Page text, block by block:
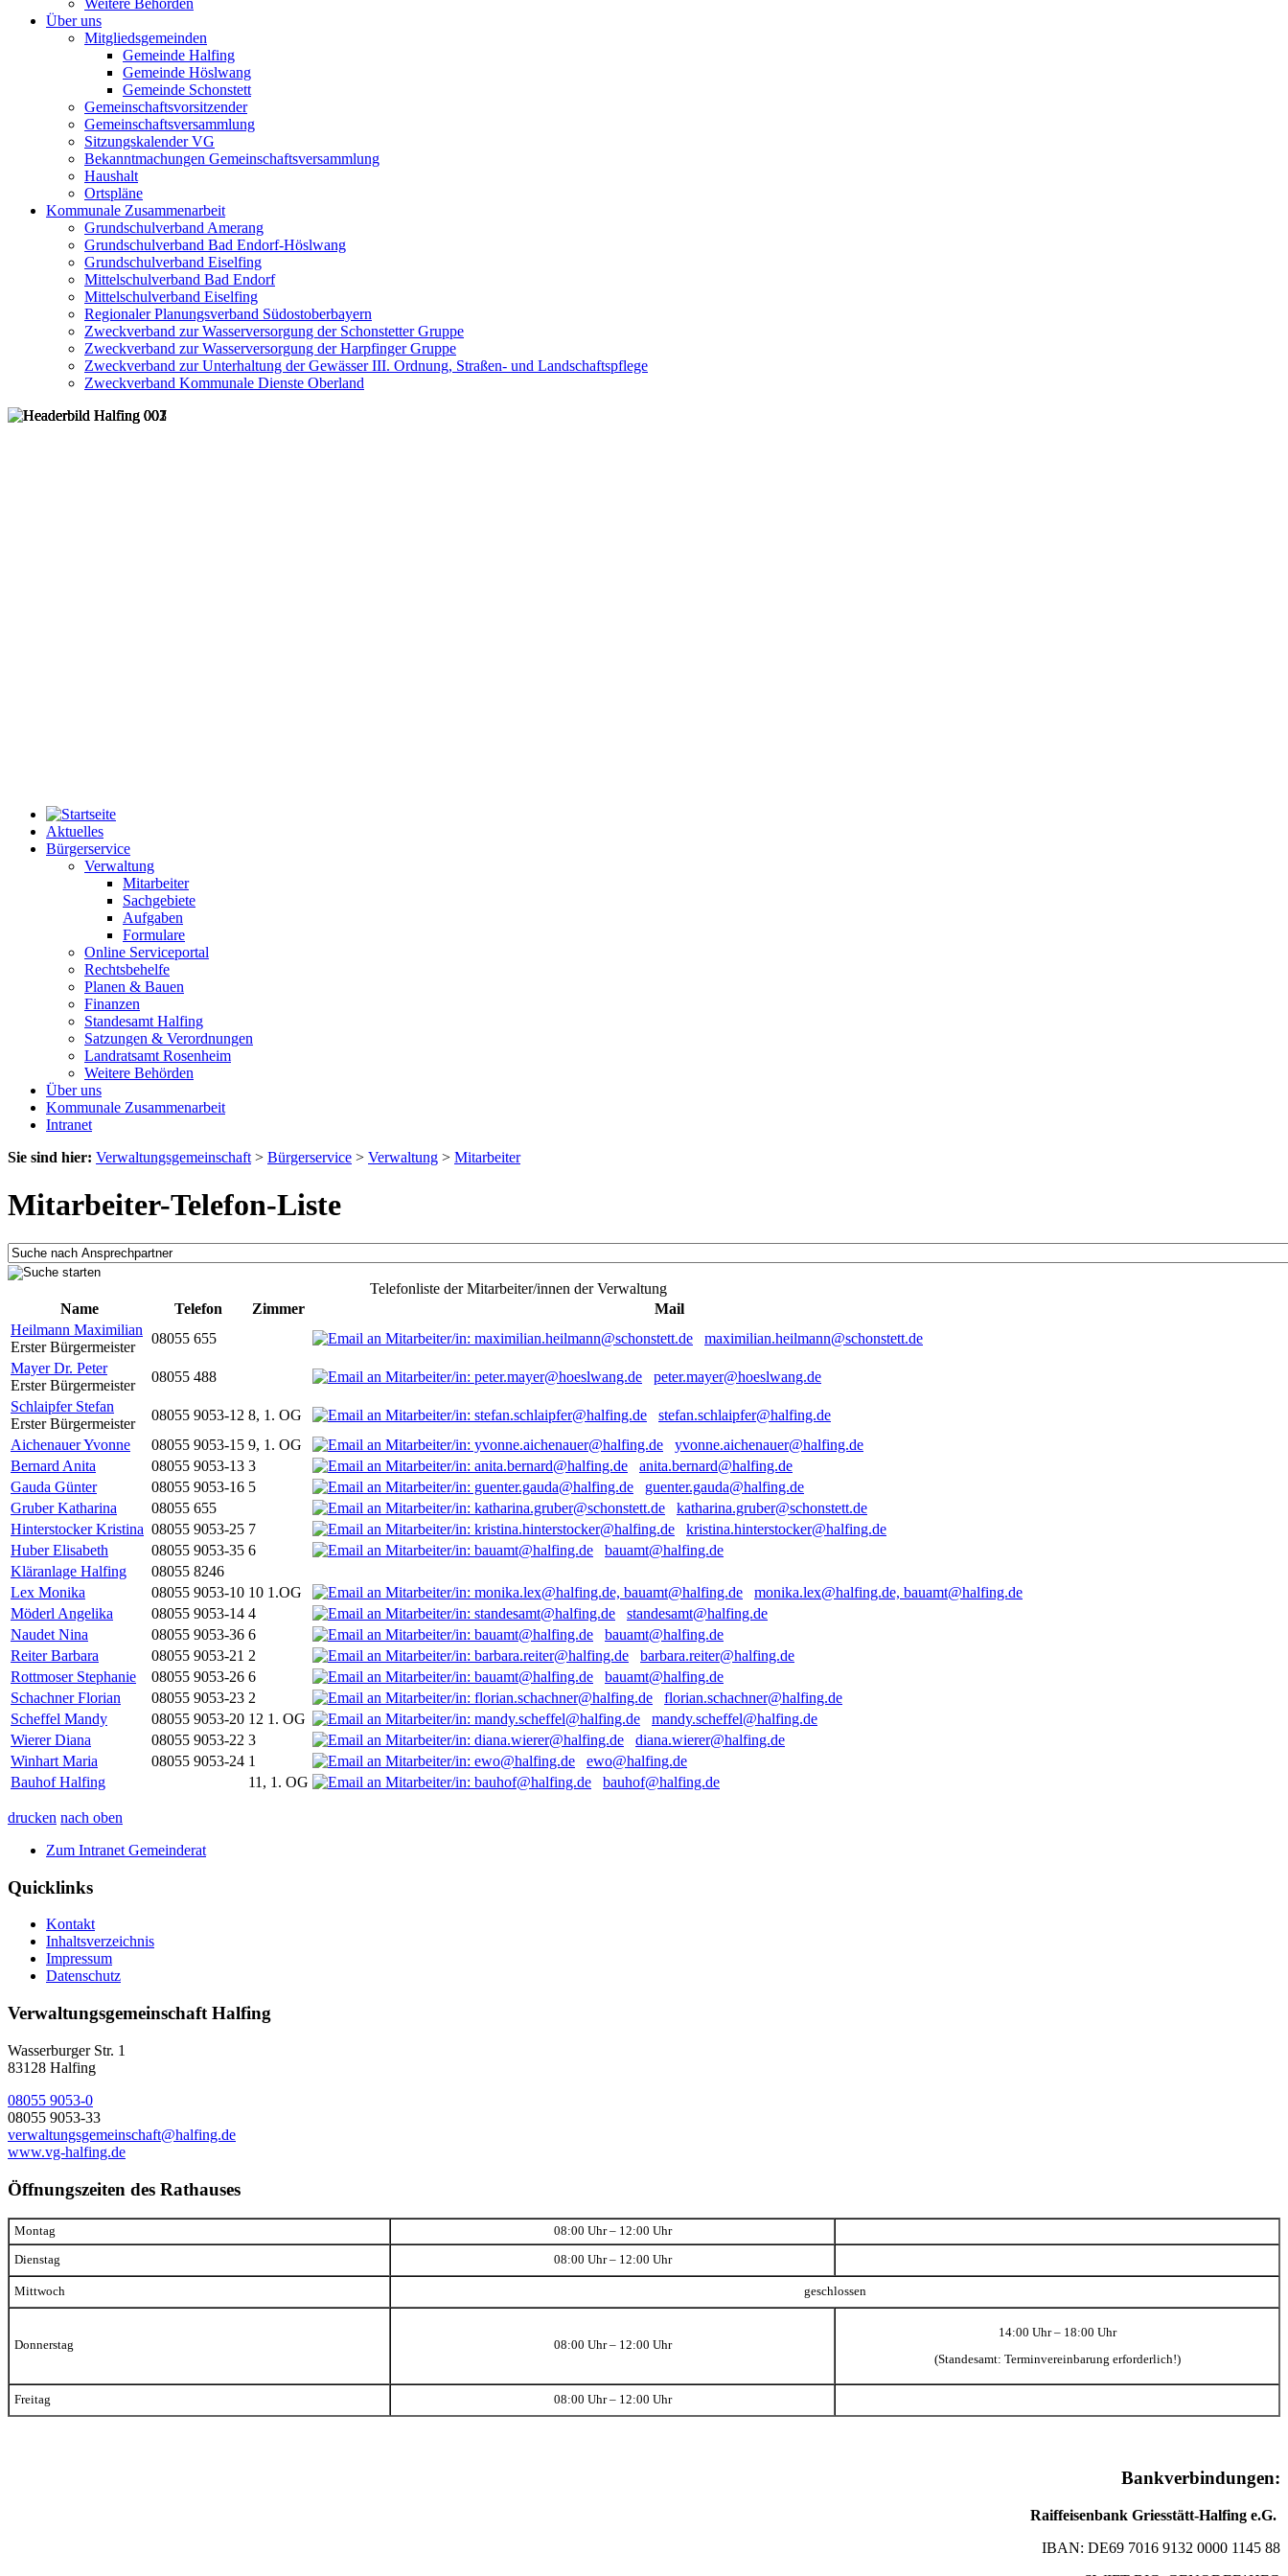
Weitere Behörden
Über uns
Mitgliedsgemeinden
Gemeinde Halfing
Gemeinde Höslwang
Gemeinde Schonstett
Gemeinschaftsvorsitzender
Gemeinschaftsversammlung
Sitzungskalender VG
Bekanntmachungen Gemeinschaftsversammlung
Haushalt
Ortspläne
Kommunale Zusammenarbeit
Grundschulverband Amerang
Grundschulverband Bad Endorf-Höslwang
Grundschulverband Eiselfing
Mittelschulverband Bad Endorf
Mittelschulverband Eiselfing
Regionaler Planungsverband Südostoberbayern
Zweckverband zur Wasserversorgung der Schonstetter Gruppe
Zweckverband zur Wasserversorgung der Harpfinger Gruppe
Zweckverband zur Unterhaltung der Gewässer III. Ordnung, Straßen- und Landschaftspflege
Zweckverband Kommunale Dienste Oberland
Aktuelles
Bürgerservice
Verwaltung
Mitarbeiter
Sachgebiete
Aufgaben
Formulare
Online Serviceportal
Rechtsbehelfe
Planen & Bauen
Finanzen
Standesamt Halfing
Satzungen & Verordnungen
Landratsamt Rosenheim
Weitere Behörden
Über uns
Kommunale Zusammenarbeit
Intranet
Sie sind hier: Verwaltungsgemeinschaft > Bürgerservice > Verwaltung > Mitarbeiter
Mitarbeiter-Telefon-Liste
Telefonliste der Mitarbeiter/innen der Verwaltung
Name
Telefon Zimmer
Mail
Heilmann Maximilian
Erster Bürgermeister
08055 655
maximilian.heilmann@schonstett.de
Mayer Dr. Peter
Erster Bürgermeister
08055 488
peter.mayer@hoeslwang.de
Schlaipfer Stefan
Erster Bürgermeister
08055 9053-12 8, 1. OG
stefan.schlaipfer@halfing.de
Aichenauer Yvonne
08055 9053-15 9, 1. OG
yvonne.aichenauer@halfing.de
Bernard Anita
08055 9053-13 3
anita.bernard@halfing.de
Gauda Günter
08055 9053-16 5
guenter.gauda@halfing.de
Gruber Katharina
08055 655
katharina.gruber@schonstett.de
Hinterstocker Kristina 08055 9053-25 7
kristina.hinterstocker@halfing.de
Huber Elisabeth
08055 9053-35 6
bauamt@halfing.de
Kläranlage Halfing
08055 8246
Lex Monika
08055 9053-10 10 1.OG
monika.lex@halfing.de, bauamt@halfing.de
Möderl Angelika
08055 9053-14 4
standesamt@halfing.de
Naudet Nina
08055 9053-36 6
bauamt@halfing.de
Reiter Barbara
08055 9053-21 2
barbara.reiter@halfing.de
Rottmoser Stephanie
08055 9053-26 6
bauamt@halfing.de
Schachner Florian
08055 9053-23 2
florian.schachner@halfing.de
Scheffel Mandy
08055 9053-20 12 1. OG
mandy.scheffel@halfing.de
Wierer Diana
08055 9053-22 3
diana.wierer@halfing.de
Winhart Maria
08055 9053-24 1
ewo@halfing.de
Bauhof Halfing
11, 1. OG bauhof@halfing.de
drucken nach oben
Zum Intranet Gemeinderat
Quicklinks
Kontakt
Inhaltsverzeichnis
Impressum
Datenschutz
Verwaltungsgemeinschaft Halfing
Wasserburger Str. 1
83128 Halfing
08055 9053-0
08055 9053-33
verwaltungsgemeinschaft@halfing.de
www.vg-halfing.de
Öffnungszeiten des Rathauses
Montag 08:00 Uhr – 12:00 Uhr
Dienstag 08:00 Uhr – 12:00 Uhr
Mittwoch geschlossen
Donnerstag 08:00 Uhr – 12:00 Uhr
14:00 Uhr – 18:00 Uhr
(Standesamt: Terminvereinbarung erforderlich!)
Freitag 08:00 Uhr – 12:00 Uhr
Bankverbindungen:
Raiffeisenbank Griesstätt-Halfing e.G.
IBAN: DE69 7016 9132 0000 1145 88